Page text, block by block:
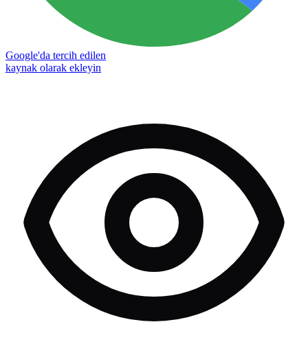
Google'da tercih edilen
kaynak olarak ekleyin